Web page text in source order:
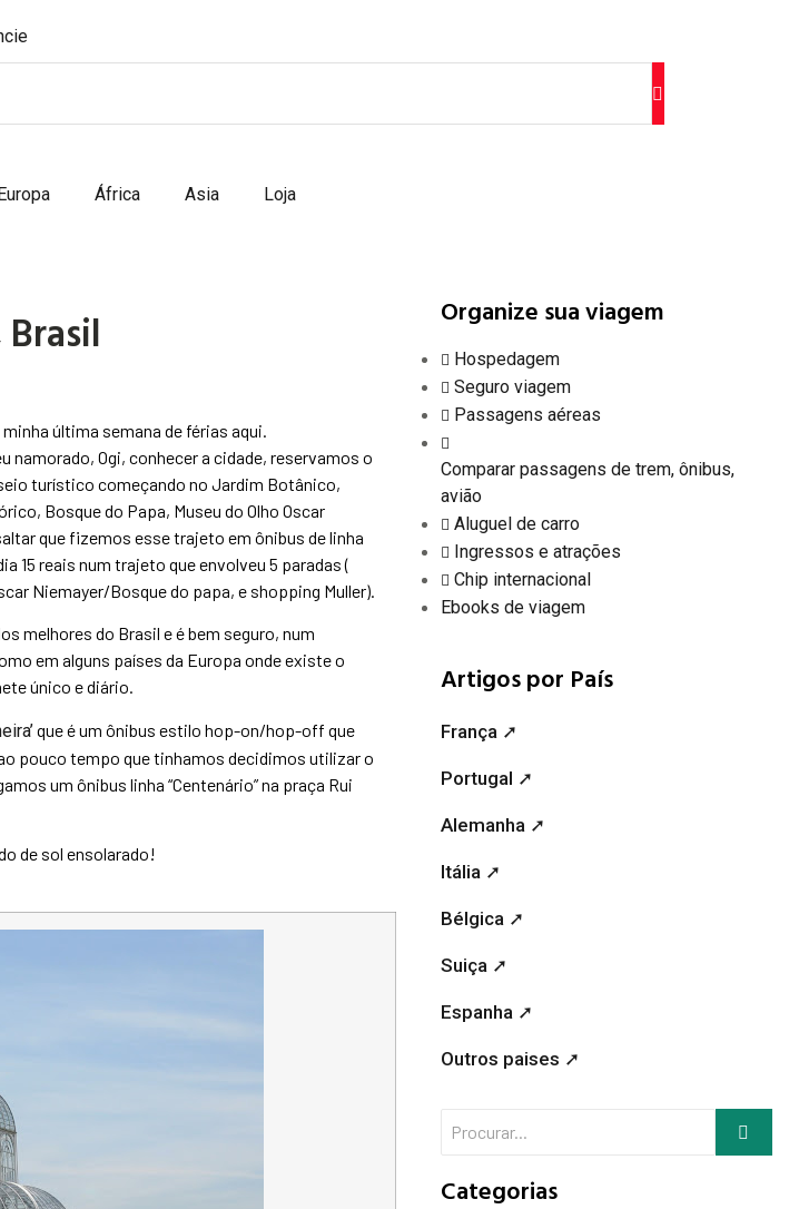
África Asia Loja
última semana de férias aqui.
namorado, Ogi, conhecer a cidade, reservamos o
turístico começando no Jardim Botânico,
Bosque do Papa, Museu do Olho Oscar
que fizemos esse trajeto em ônibus de linha
15 reais num trajeto que envolveu 5 paradas (
Niemayer/Bosque do papa, e shopping Muller).
melhores do Brasil e é bem seguro, num
em alguns países da Europa onde existe o
único e diário.
que é um ônibus estilo hop-on/hop-off que
pouco tempo que tinhamos decidimos utilizar o
um ônibus linha “Centenário” na praça Rui
de sol ensolarado!
Organize sua viagem
Hospedagem
Seguro viagem
Passagens aéreas
Comparar passagens de trem, ônibus,
avião
Aluguel de carro
Ingressos e atrações
Chip internacional
Ebooks de viagem
Artigos por País
França ➚
Portugal ➚
Alemanha ➚
Itália ➚
Bélgica ➚
Suiça ➚
Espanha ➚
Outros paises ➚
Categorias